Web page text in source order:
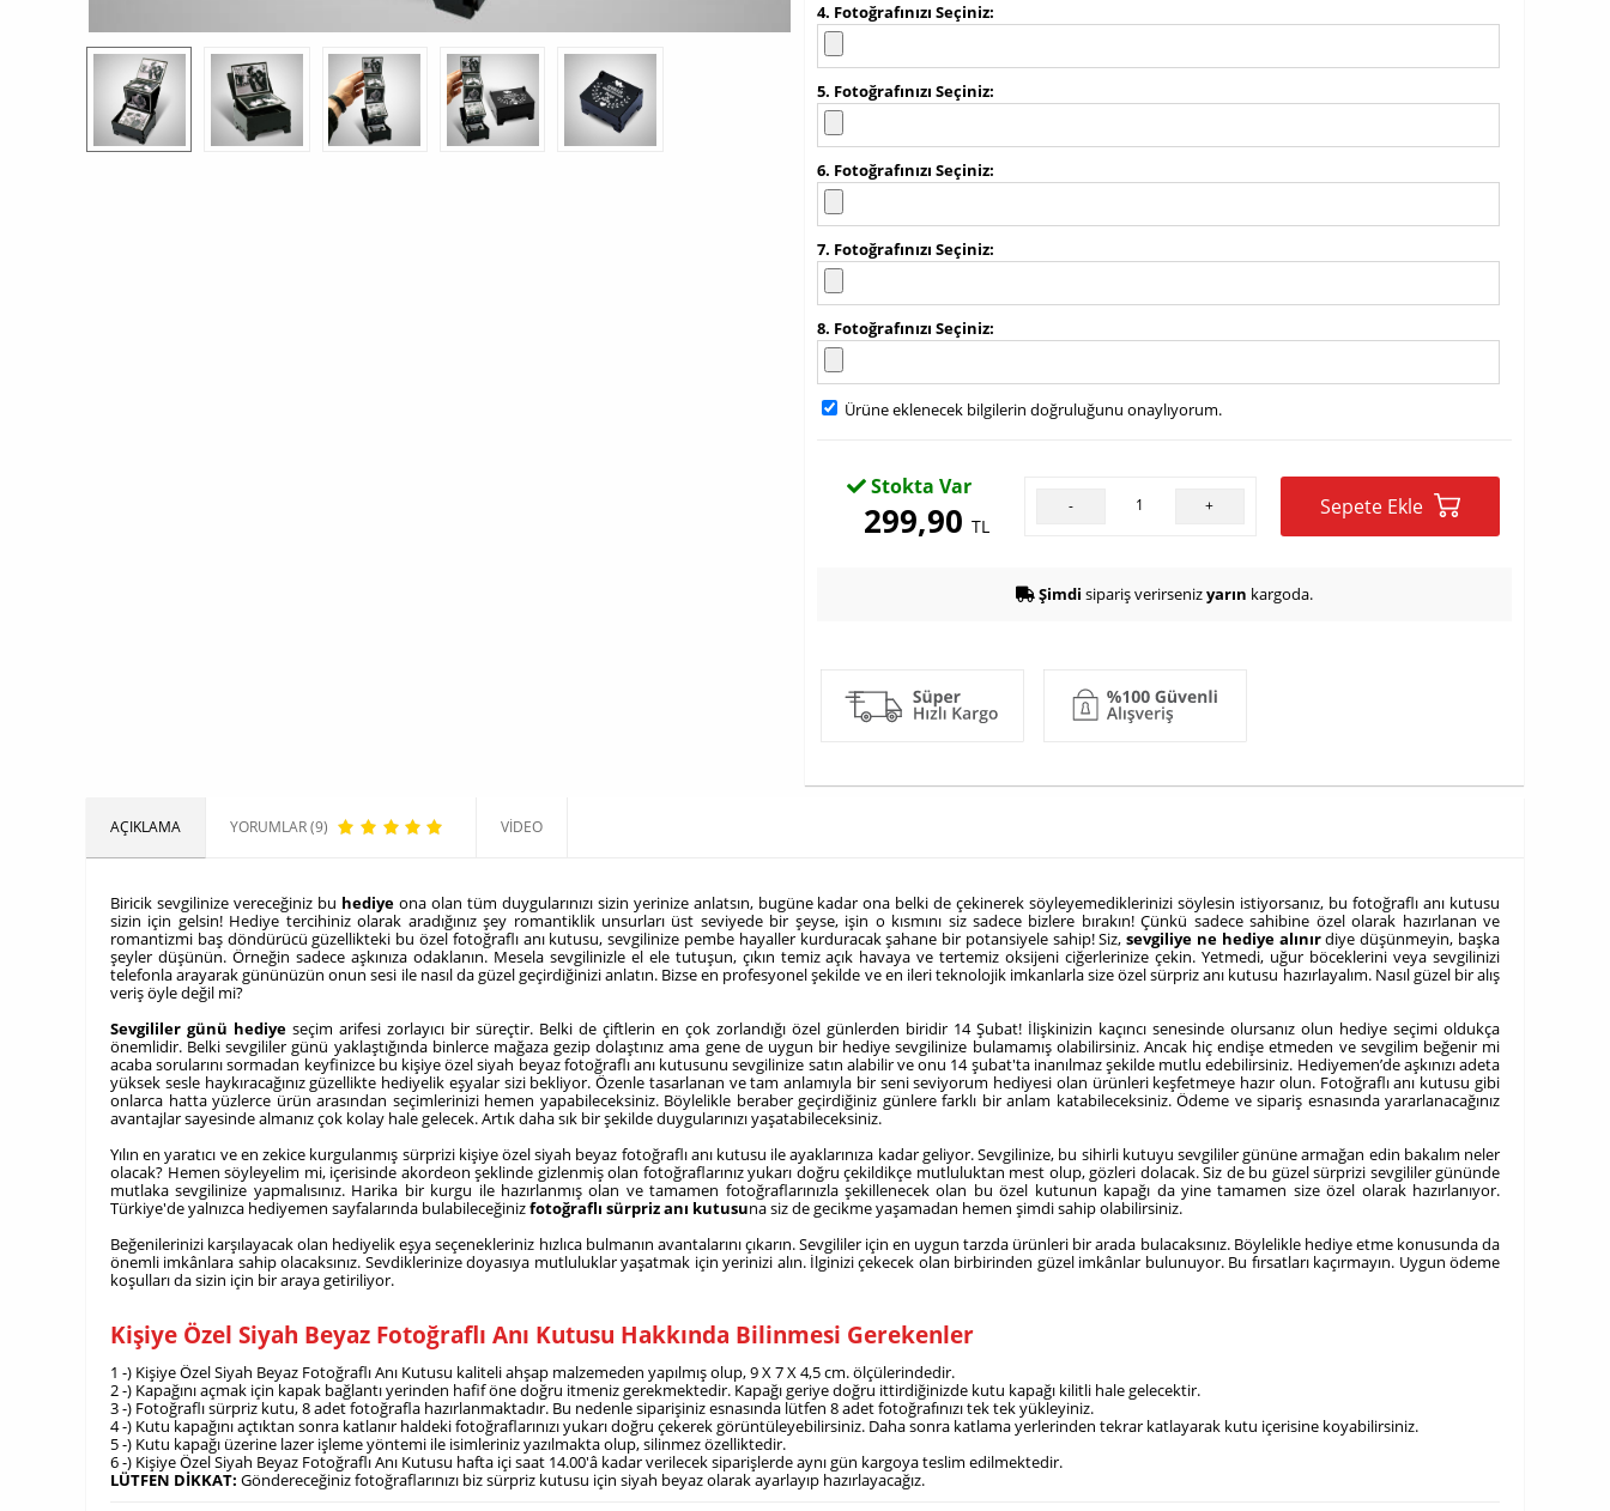
4. Fotoğrafınızı Seçiniz
5. Fotoğrafınızı Seçiniz
6. Fotoğrafınızı Seçiniz
7. Fotoğrafınızı Seçiniz
8. Fotoğrafınızı Seçiniz
Ürüne eklenecek bilgilerin doğruluğunu onaylıyorum.
Stokta Var
299,90TL
- + Sepete Ekle
Şimdi sipariş verirsenizyarın kargoda.
AÇIKLAMA YORUMLAR (9) VIDEO
Biricik sevgilinize vereceğiniz bu hediyeona olan tüm duygularınızı sizin yerinize anlatsın, bugüne kadar ona belki de çekinerek söyleyemediklerinizi söylesin istiyorsanız, bu fotoğraflı anı kutusu
sizin için gelsin! Hediye tercihiniz olarak aradığınız şey romantiklik unsurları üst seviyede bir şeyse, işin o kısmını siz sadece bizlere bırakın! Çünkü sadece sahibine özel olarak hazırlanan ve
romantizmi baş döndürücü güzellikteki bu özel fotoğraflı anı kutusu, sevgilinize pembe hayaller kurduracak şahane bir potansiyele sahip! Siz,sevgiliye ne hediye alınırdiye düşünmeyin, başka
şeyler düşünün. Örneğin sadece aşkınıza odaklanın. Mesela sevgilinizle el ele tutuşun, çıkın temiz açık havaya ve tertemiz oksijeni ciğerlerinize çekin. Yetmedi, uğur böceklerini veya sevgilinizi
telefonla arayarak gününüzün onun sesi ile nasıl da güzel geçirdiğinizi anlatın. Bizse en profesyonel şekilde ve en ileri teknolojik imkanlarla size özel sürpriz anı kutusu hazırlayalım. Nasıl güzel bir alış
veriş öyle değil mi?
Sevgililer günü hediye seçim arifesi zorlayıcı bir süreçtir. Belki de çiftlerin en çok zorlandığı özel günlerden biridir 14 Şubat! İlişkinizin kaçıncı senesinde olursanız olun hediye seçimi oldukça
önemlidir. Belki sevgililer günü yaklaştığında binlerce mağaza gezip dolaştınız ama gene de uygun bir hediye sevgilinize bulamamış olabilirsiniz. Ancak hiç endişe etmeden ve sevgilim beğenir mi
acaba sorularını sormadan keyfinizce bu kişiye özel siyah beyaz fotoğraflı anı kutusunu sevgilinize satın alabilir ve onu 14 şubat'ta inanılmaz şekilde mutlu edebilirsiniz. Hediyemen’de aşkınızı adeta
yüksek sesle haykıracağınız güzellikte hediyelik eşyalar sizi bekliyor. Özenle tasarlanan ve tam anlamıyla bir seni seviyorum hediyesi olan ürünleri keşfetmeye hazır olun. Fotoğraflı anı kutusu gibi
onlarca hatta yüzlerce ürün arasından seçimlerinizi hemen yapabileceksiniz. Böylelikle beraber geçirdiğiniz günlere farklı bir anlam katabileceksiniz. Ödeme ve sipariş esnasında yararlanacağınız
avantajlar sayesinde almanız çok kolay hale gelecek. Artık daha sık bir şekilde duygularınızı yaşatabileceksiniz.
Yılın en yaratıcı ve en zekice kurgulanmış sürprizi kişiye özel siyah beyaz fotoğraflı anı kutusu ile ayaklarınıza kadar geliyor. Sevgilinize, bu sihirli kutuyu sevgililer gününe armağan edin bakalım neler
olacak? Hemen söyleyelim mi, içerisinde akordeon şeklinde gizlenmiş olan fotoğraflarınız yukarı doğru çekildikçe mutluluktan mest olup, gözleri dolacak. Siz de bu güzel sürprizi sevgililer gününde
mutlaka sevgilinize yapmalısınız. Harika bir kurgu ile hazırlanmış olan ve tamamen fotoğraflarınızla şekillenecek olan bu özel kutunun kapağı da yine tamamen size özel olarak hazırlanıyor.
Türkiye'de yalnızca hediyemen sayfalarında bulabileceğinizfotoğraflı sürpriz anı kutusuna siz de gecikme yaşamadan hemen şimdi sahip olabilirsiniz.
Beğenilerinizi karşılayacak olan hediyelik eşya seçenekleriniz hızlıca bulmanın avantalarını çıkarın. Sevgililer için en uygun tarzda ürünleri bir arada bulacaksınız. Böylelikle hediye etme konusunda da
önemli imkânlara sahip olacaksınız. Sevdiklerinize doyasıya mutluluklar yaşatmak için yerinizi alın. İlginizi çekecek olan birbirinden güzel imkânlar bulunuyor. Bu fırsatları kaçırmayın. Uygun ödeme
koşulları da sizin için bir araya getiriliyor.
Kişiye Özel Siyah Beyaz Fotoğraflı Anı Kutusu Hakkında Bilinmesi Gerekenler
1 -) Kişiye Özel Siyah Beyaz Fotoğraflı Anı Kutusu kaliteli ahşap malzemeden yapılmış olup, 9 X 7 X 4,5 cm. ölçülerindedir.
2 -) Kapağını açmak için kapak bağlantı yerinden hafif öne doğru itmeniz gerekmektedir. Kapağı geriye doğru ittirdiğinizde kutu kapağı kilitli hale gelecektir.
3 -) Fotoğraflı sürpriz kutu, 8 adet fotoğrafla hazırlanmaktadır. Bu nedenle siparişiniz esnasında lütfen 8 adet fotoğrafınızı tek tek yükleyiniz.
4 -) Kutu kapağını açtıktan sonra katlanır haldeki fotoğraflarınızı yukarı doğru çekerek görüntüleyebilirsiniz. Daha sonra katlama yerlerinden tekrar katlayarak kutu içerisine koyabilirsiniz.
5 -) Kutu kapağı üzerine lazer işleme yöntemi ile isimleriniz yazılmakta olup, silinmez özelliktedir.
6 -) Kişiye Özel Siyah Beyaz Fotoğraflı Anı Kutusu hafta içi saat 14.00'â kadar verilecek siparişlerde aynı gün kargoya teslim edilmektedir.
LÜTFEN DİKKAT: Göndereceğiniz fotoğraflarınızı biz sürpriz kutusu için siyah beyaz olarak ayarlayıp hazırlayacağız.